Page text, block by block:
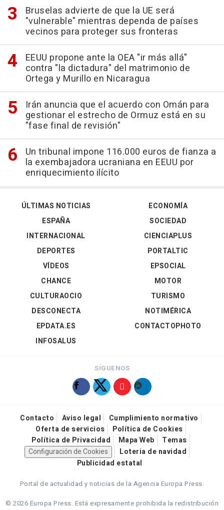
Bruselas advierte de que la UE será
"vulnerable" mientras dependa de países
vecinos para proteger sus fronteras
EEUU propone ante la OEA "ir más allá"
contra "la dictadura" del matrimonio de
Ortega y Murillo en Nicaragua
Irán anuncia que el acuerdo con Omán para
gestionar el estrecho de Ormuz está en su
"fase final de revisión"
Un tribunal impone 116.000 euros de fianza a
la exembajadora ucraniana en EEUU por
enriquecimiento ilícito
ÚLTIMAS NOTICIAS
ESPAÑA
INTERNACIONAL
DEPORTES
VÍDEOS
ECONOMÍA
SOCIEDAD
CIENCIAPLUS
PORTALTIC
EPSOCIAL
CHANCE
CULTURAOCIO
DESCONECTA
EPDATA.ES
INFOSALUS
MOTOR
TURISMO
NOTIMÉRICA
CONTACTOPHOTO
SÍGUENOS
Contacto Aviso legal
Cumplimiento normativo
Oferta de servicios
Política de Cookies
Política de Privacidad
Mapa Web
Temas
Configuración de Cookies
Loteria de navidad
Publicidad estatal
Portal de actualidad y noticias de la Agencia Europa Press.
© 2026 Europa Press. Está expresamente prohibida la redistribución